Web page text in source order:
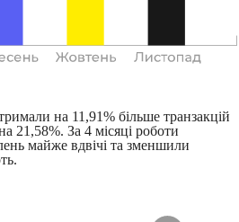
на 11,91% більше транзакцій
21,58%. За 4 місяці роботи
майже вдвічі та зменшили